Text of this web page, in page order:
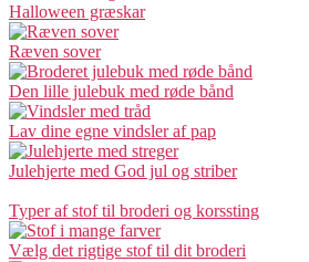
Halloween græskar
Ræven sover
Den lille julebuk med røde bånd
Lav dine egne vindsler af pap
Julehjerte med God jul og striber
Typer af stof til broderi og korssting
Vælg det rigtige stof til dit broderi